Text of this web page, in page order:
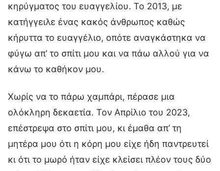
κηρύγματος του ευαγγελίου. Το 2013, με
κατήγγειλε ένας κακός άνθρωπος καθώς
κήρυττα το ευαγγέλιο, οπότε αναγκάστηκα να
φύγω απ’ το σπίτι μου και να πάω αλλού για να
κάνω το καθήκον μου.
Χωρίς να το πάρω χαμπάρι, πέρασε μια
ολόκληρη δεκαετία. Τον Απρίλιο του 2023,
επέστρεψα στο σπίτι μου, κι έμαθα απ’ τη
μητέρα μου ότι η κόρη μου είχε ήδη παντρευτεί
κι ότι το μωρό ήταν είχε κλείσει πλέον τους δύο